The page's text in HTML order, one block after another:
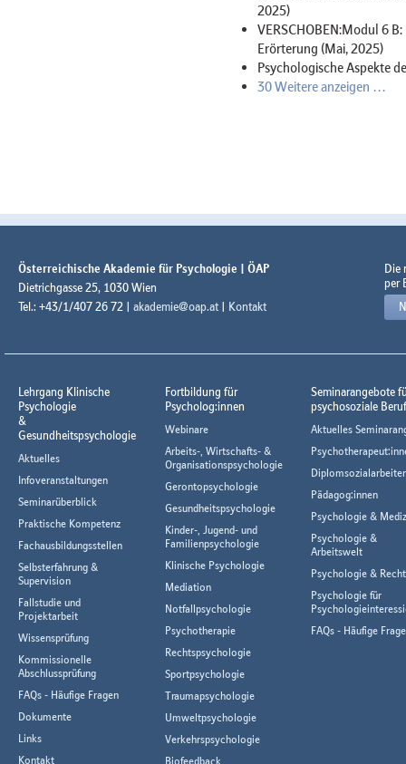
2025)
VERSCHOBEN:Modul 6
Erörterung (Mai, 2025)
Psychologische Aspekte
30 Weitere anzeigen …
Österreichische Akademie für Psychologie | ÖAP
Dietrichgasse 25, 1030 Wien
Tel.: +43/1/407 26 72 | akademie@oap.at | Kontakt
Die
per
Lehrgang Klinische
Psychologie
&
Gesundheitspsychologie
Aktuelles
Infoveranstaltungen
Seminarüberblick
Praktische Kompetenz
Fachausbildungsstellen
Selbsterfahrung &
Supervision
Fallstudie und
Projektarbeit
Wissensprüfung
Kommissionelle
Abschlussprüfung
FAQs - Häufige Fragen
Dokumente
Links
Kontakt
Fortbildung für
Psycholog:innen
Webinare
Arbeits-, Wirtschafts- &
Organisationspsychologie
Gerontopsychologie
Gesundheitspsychologie
Kinder-, Jugend- und
Familienpsychologie
Klinische Psychologie
Mediation
Notfallpsychologie
Psychotherapie
Rechtspsychologie
Sportpsychologie
Traumapsychologie
Umweltpsychologie
Verkehrspsychologie
Biofeedback
Seminarangebote
psychosoziale
Aktuelles
Pädagog:innen
Psychologie &
Psychologie &
Arbeitswelt
Psychologie & Recht
Psychologie für
FAQs - Häufige